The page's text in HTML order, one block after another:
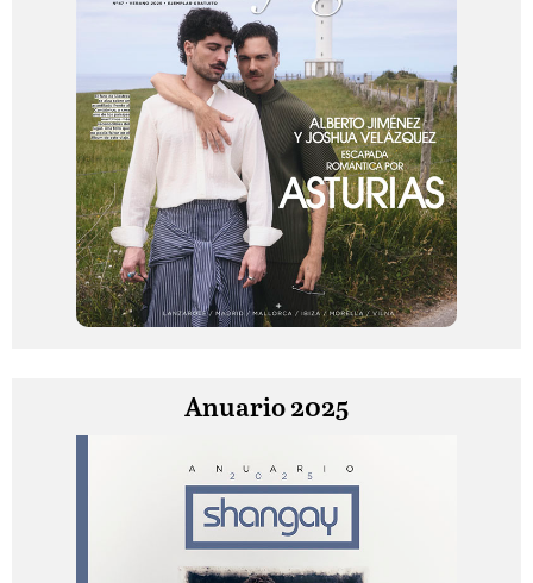
Anuario 2025